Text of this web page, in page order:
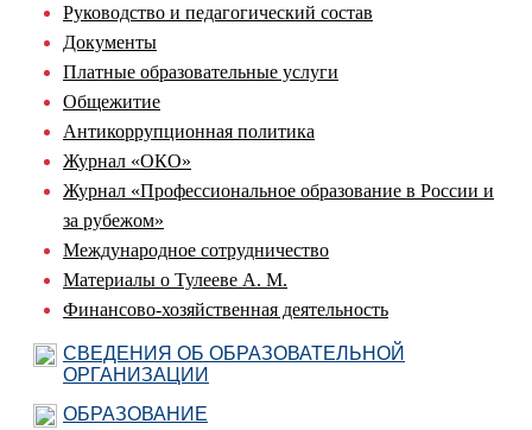
Руководство и педагогический состав
Документы
Платные образовательные услуги
Общежитие
Антикоррупционная политика
Журнал «ОКО»
Журнал «Профессиональное образование в России и
за рубежом»
Международное сотрудничество
Материалы о Тулееве А. М.
Финансово-хозяйственная деятельность
СВЕДЕНИЯ ОБ ОБРАЗОВАТЕЛЬНОЙ
ОРГАНИЗАЦИИ
ОБРАЗОВАНИЕ